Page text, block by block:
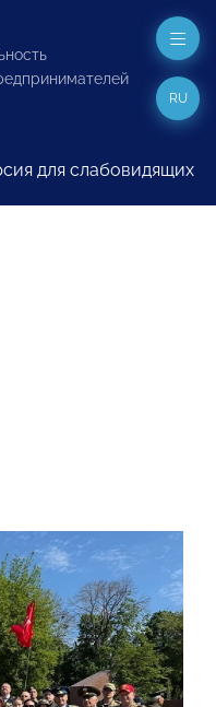
для слабовидящих
RU